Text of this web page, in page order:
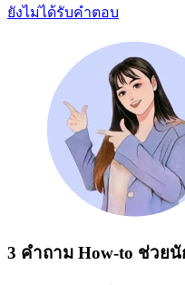
ยังไม่ได้รับคำตอบ
3 คำถาม How-to ช่วย